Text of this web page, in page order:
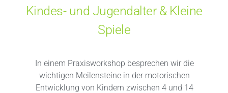
Kindes- und Jugendalter & Kleine
Spiele
In einem Praxisworkshop besprechen wir die
wichtigen Meilensteine in der motorischen
Entwicklung von Kindern zwischen 4 und 14